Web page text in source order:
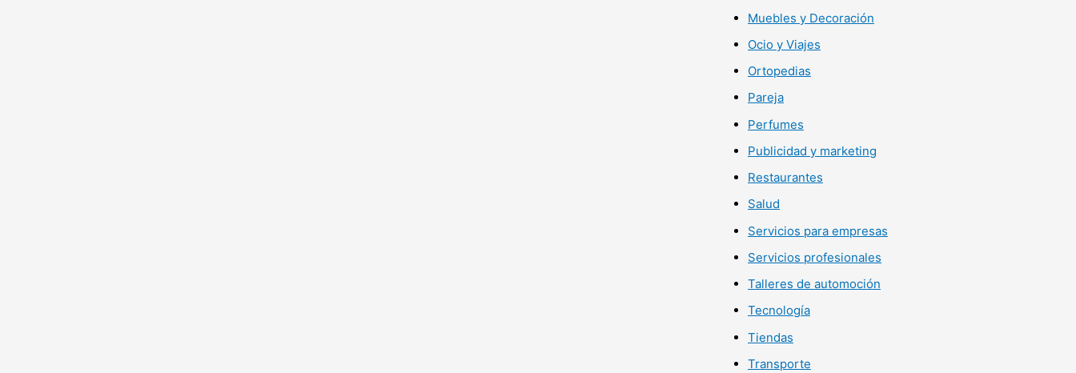
Muebles y Decoración
Ocio y Viajes
Ortopedias
Pareja
Perfumes
Publicidad y marketing
Restaurantes
Salud
Servicios para empresas
Servicios profesionales
Talleres de automoción
Tecnología
Tiendas
Transporte